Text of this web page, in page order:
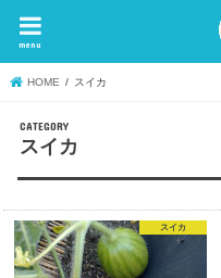
menu
HOME スイカ
スイカ
スイカ